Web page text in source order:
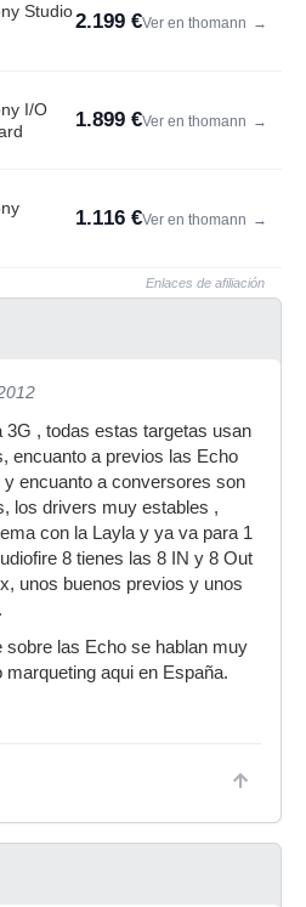
Studio2.199 €Ver en thomann →
I/O
1.899 €Ver en thomann →
1.116 €Ver en thomann →
Enlaces de afiliación
3G , todas estas targetas usan
encuanto a previos las Echo
encuanto a conversores son
los drivers muy estables ,
con la Layla y ya va para 1
8 tienes las 8 IN y 8 Out
unos buenos previos y unos
sobre las Echo se hablan muy
aqui en España.